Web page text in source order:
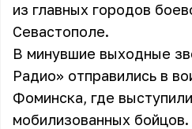
из главных городов
Севастополе.
В минувшие выходные
Радио» отправились в
Фоминска, где
мобилизованных